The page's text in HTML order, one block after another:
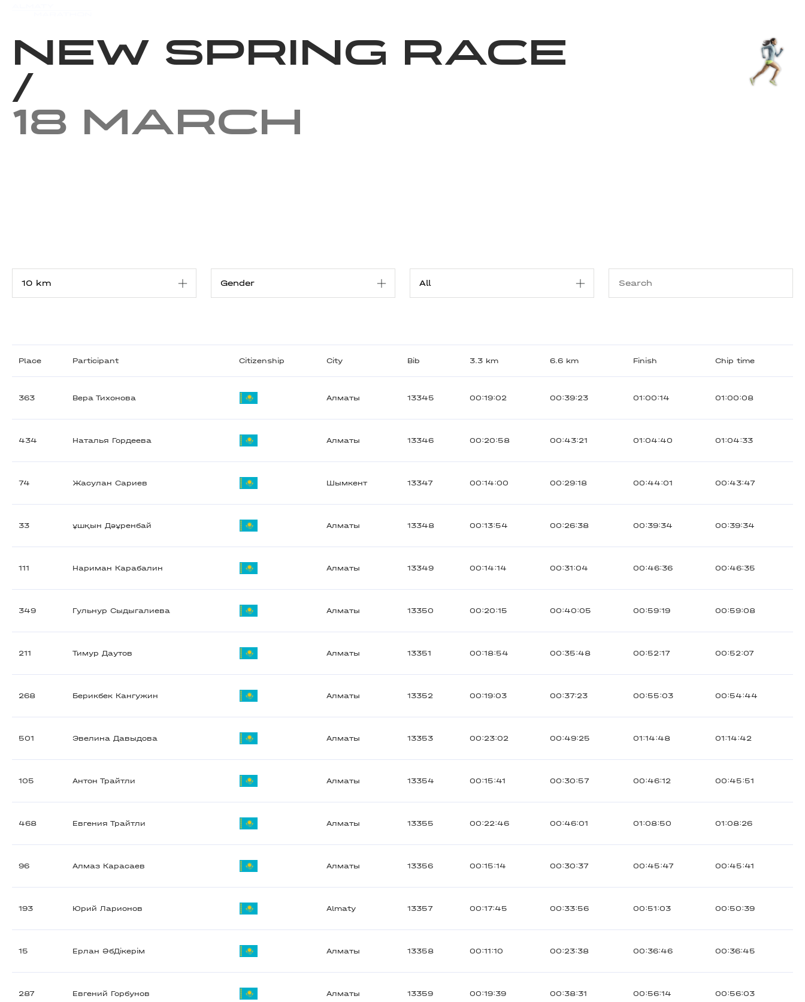
New Spring Race
/
18 March
Place Participant Citizenship City Bib 3.3 km 6.6 km Finish Chip time
363 Вера Тихонова Алматы 13345 00:19:02 00:39:23 01:00:14 01:00:08
434 Наталья Гордеева Алматы 13346 00:20:58 00:43:21 01:04:40 01:04:33
74 Жасулан Сариев Шымкент 13347 00:14:00 00:29:18 00:44:01 00:43:47
33 ұшқын Дәұренбай Алматы 13348 00:13:54 00:26:38 00:39:34 00:39:34
111 Нариман Карабалин Алматы 13349 00:14:14 00:31:04 00:46:36 00:46:35
349 Гульнур Сыдыгалиева Алматы 13350 00:20:15 00:40:05 00:59:19 00:59:08
211 Тимур Даутов Алматы 13351 00:18:54 00:35:48 00:52:17 00:52:07
268 Берикбек Кангужин Алматы 13352 00:19:03 00:37:23 00:55:03 00:54:44
501 Эвелина Давыдова Алматы 13353 00:23:02 00:49:25 01:14:48 01:14:42
105 Антон Трайтли Алматы 13354 00:15:41 00:30:57 00:46:12 00:45:51
468 Евгения Трайтли Алматы 13355 00:22:46 00:46:01 01:08:50 01:08:26
96 Алмаз Карасаев Алматы 13356 00:15:14 00:30:37 00:45:47 00:45:41
193 Юрий Ларионов Almaty 13357 00:17:45 00:33:56 00:51:03 00:50:39
15 Ерлан ӘбДікерім Алматы 13358 00:11:10 00:23:38 00:36:46 00:36:45
287 Евгений Горбунов Алматы 13359 00:19:39 00:38:31 00:56:14 00:56:03